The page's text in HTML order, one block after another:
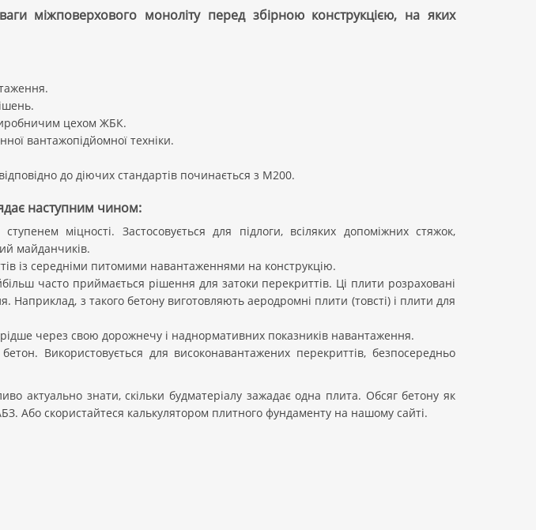
міжповерхового моноліту перед збірною конструкцією, на яких
цехом ЖБК.
вантажопідйомної техніки.
до діючих стандартів починається з М200.
наступним чином:
міцності. Застосовується для підлоги, всіляких допоміжних стяжок,
майданчиків.
із середніми питомими навантаженнями на конструкцію.
часто приймається рішення для затоки перекриттів. Ці плити розраховані
Наприклад, з такого бетону виготовляють аеродромні плити (товсті) і плити для
через свою дорожнечу і наднормативних показників навантаження.
Використовується для високонавантажених перекриттів, безпосередньо
актуально знати, скільки будматеріалу зажадає одна плита. Обсяг бетону як
Або скористайтеся калькулятором плитного фундаменту на нашому сайті.